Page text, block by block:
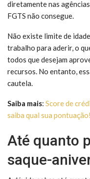
diretamente nas
FGTS não consegue.
Não existe limite de
trabalho para aderir, o
todos que desejam
recursos. No entanto,
cautela.
Saiba mais: Score de
saiba qual sua pontuação!
Até quanto
saque-